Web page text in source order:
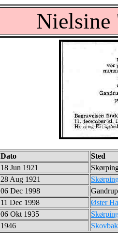
Nielsine
Dato
Sted
18 Jun 1921
28 Aug 1921
06 Dec 1998
Gandrup
11 Dec 1998
Øster
06 Okt 1935
1946